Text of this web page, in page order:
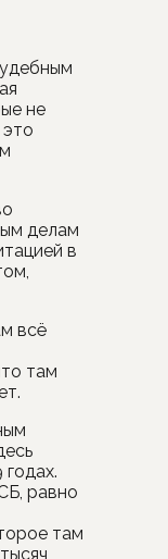
не
делам
в
всё
там
равно
там